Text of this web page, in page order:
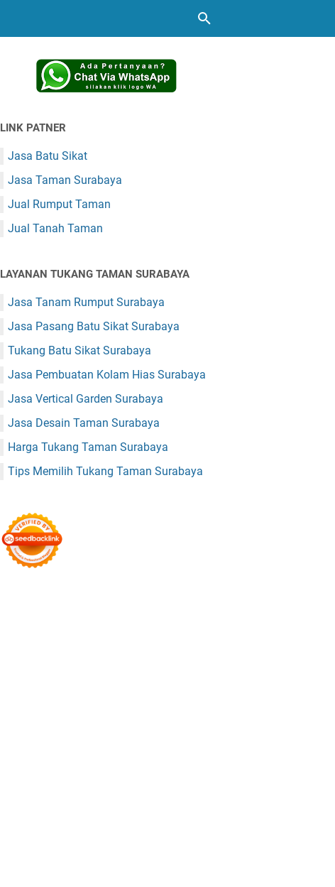
LINK PATNER
Jasa Batu Sikat
Jasa Taman Surabaya
Jual Rumput Taman
Jual Tanah Taman
LAYANAN TUKANG TAMAN SURABAYA
Jasa Tanam Rumput Surabaya
Jasa Pasang Batu Sikat Surabaya
Tukang Batu Sikat Surabaya
Jasa Pembuatan Kolam Hias Surabaya
Jasa Vertical Garden Surabaya
Jasa Desain Taman Surabaya
Harga Tukang Taman Surabaya
Tips Memilih Tukang Taman Surabaya